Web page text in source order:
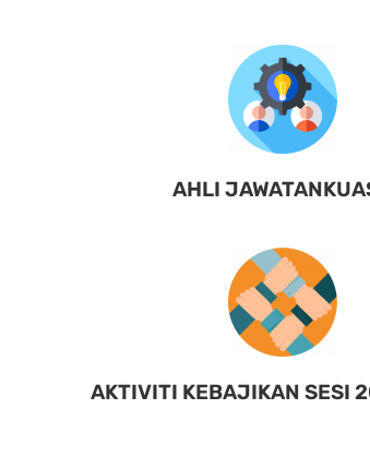
AHLI
AKTIVITI KEBAJIKAN SESI